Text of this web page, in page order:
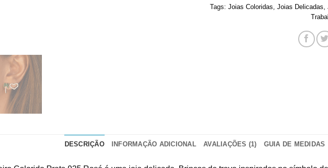
Tags: Joias Coloridas Joias Delicadas
DESCRIÇÃO INFORMAÇÃO ADICIONAL AVALIAÇÕES (1) GUIA DE MEDIDAS